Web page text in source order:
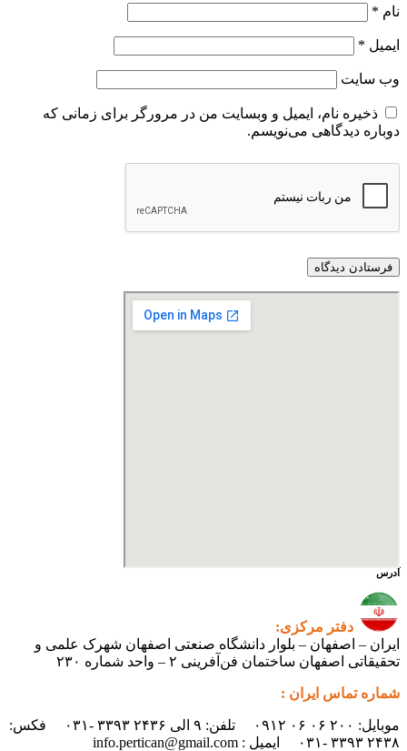
نام *
ایمیل *
وب‌ سایت
ذخیره نام، ایمیل و وبسایت من در مرورگر برای زمانی که
دوباره دیدگاهی می‌نویسم.
آدرس
دفتر مرکزی:
ایران – اصفهان – بلوار دانشگاه صنعتی اصفهان شهرک علمی و
تحقیقاتی اصفهان ساختمان فن‌آفرینی ۲ – واحد شماره ۲۳۰
شماره تماس ایران :
موبایل: ۲۰۰ ۰۶ ۰۶ ۰۹۱۲ تلفن: ۹ الی ۲۴۳۶ ۳۳۹۳ -۰۳۱ فکس:
۲۴۳۸ ۳۳۹۳ -۰۳۱ ایمیل : info.pertican@gmail.com